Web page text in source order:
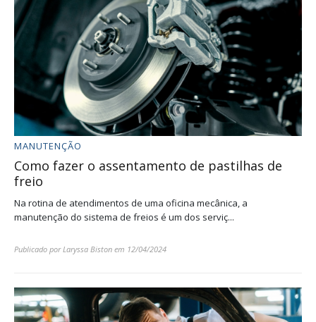
MANUTENÇÃO
Como fazer o assentamento de pastilhas de
freio
Na rotina de atendimentos de uma oficina mecânica, a
manutenção do sistema de freios é um dos serviç...
Publicado porLaryssa Biston em 12/04/2024